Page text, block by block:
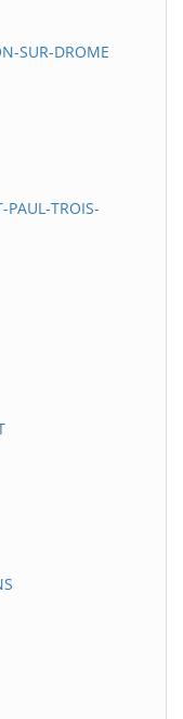
SUR-DROME
TROIS-